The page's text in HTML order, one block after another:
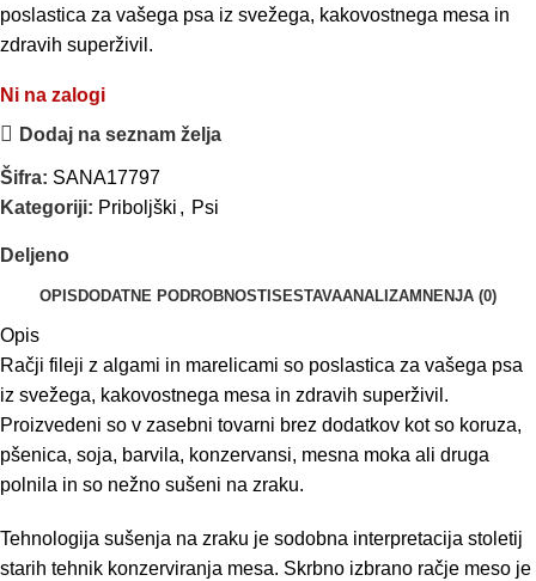
poslastica za vašega psa iz svežega, kakovostnega mesa in
zdravih superživil.
Ni na zalogi
Dodaj na seznam želja
Šifra: SANA17797
Kategoriji: Priboljški , Psi
Deljeno
OPIS DODATNE PODROBNOSTI SESTAVAANALIZAMNENJA (0)
Opis
Račji fileji z algami in marelicami so poslastica za vašega psa
iz svežega, kakovostnega mesa in zdravih superživil.
Proizvedeni so v zasebni tovarni brez dodatkov kot so koruza,
pšenica, soja, barvila, konzervansi, mesna moka ali druga
polnila in so nežno sušeni na zraku.
Tehnologija sušenja na zraku je sodobna interpretacija stoletij
starih tehnik konzerviranja mesa. Skrbno izbrano račje meso je